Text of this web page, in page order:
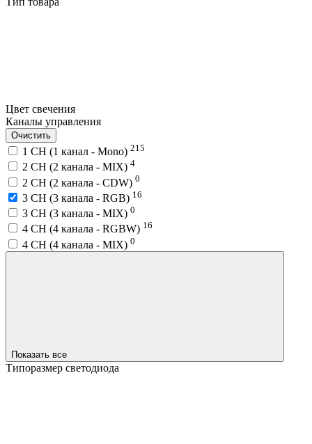
Цвет свечения
Каналы управления
Очистить
1 CH (1 канал - Mono) 215
2 CH (2 канала - MIX) 4
2 CH (2 канала - CDW) 0
3 CH (3 канала - RGB) 16
3 CH (3 канала - MIX) 0
4 CH (4 канала - RGBW) 16
4 CH (4 канала - MIX) 0
Показать все
Типоразмер светодиода